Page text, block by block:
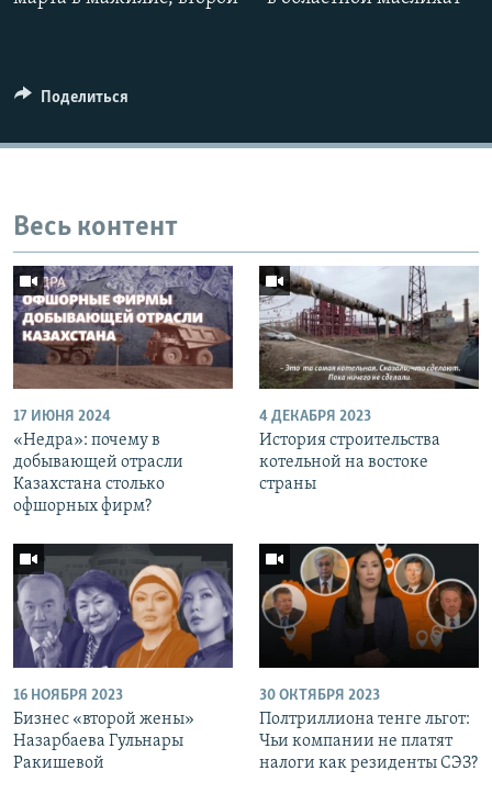
Поделиться
Весь контент
17 ИЮНЯ 2024
«Недра»: почему в
добывающей отрасли
Казахстана столько
офшорных фирм?
4 ДЕКАБРЯ 2023
История строительства
котельной на востоке
страны
16 НОЯБРЯ 2023
Бизнес «второй жены»
Назарбаева Гульнары
Ракишевой
30 ОКТЯБРЯ 2023
Полтриллиона тенге льгот:
Чьи компании не платят
налоги как резиденты СЭЗ?